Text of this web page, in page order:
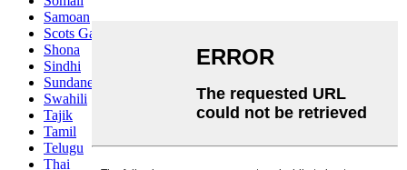
Samoan
Scots Gaelic
Shona
Sindhi
Sundanese
Swahili
Tajik
Tamil
Telugu
Thai